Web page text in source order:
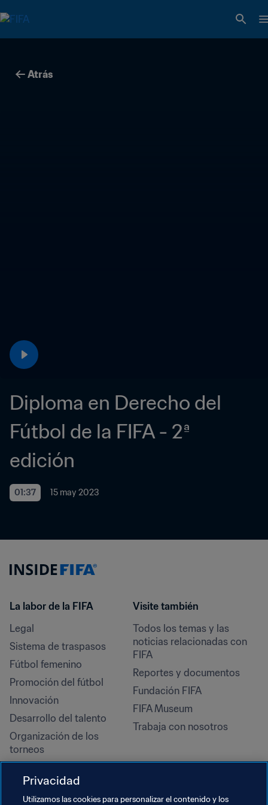
Atrás
Diploma en Derecho del
Fútbol de la FIFA - 2ª
edición
01:37 15 may 2023
La labor de la FIFA
Legal
Sistema de traspasos
Fútbol femenino
Promoción del fútbol
Innovación
Desarrollo del talento
Organización de los
torneos
Derechos humanos y lucha
contra la discriminación
Visite también
Todos los temas y las
noticias relacionadas con
FIFA
Reportes y documentos
Fundación FIFA
FIFA Museum
Trabaja con nosotros
Privacidad
Utilizamos las cookies para personalizar el contenido y los